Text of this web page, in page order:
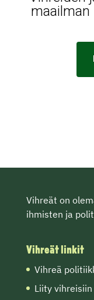
maailman
Vihreät on
ihmisten ja
Vihreät linkit
Vihreä
Liity vihreisiin